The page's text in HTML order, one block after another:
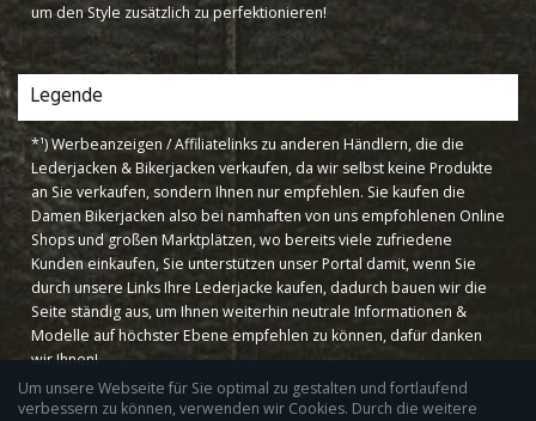
um den Style zusätzlich zu perfektionieren!
Legende
*¹) Werbeanzeigen / Affiliatelinks zu anderen Händlern, die die
Lederjacken & Bikerjacken verkaufen, da wir selbst keine Produkte
an Sie verkaufen, sondern Ihnen nur empfehlen. Sie kaufen die
Damen Bikerjacken also bei namhaften von uns empfohlenen Online
Shops und großen Marktplätzen, wo bereits viele zufriedene
Kunden einkaufen, Sie unterstützen unser Portal damit, wenn Sie
durch unsere Links Ihre Lederjacke kaufen, dadurch bauen wir die
Seite ständig aus, um Ihnen weiterhin neutrale Informationen &
Modelle auf höchster Ebene empfehlen zu können, dafür danken
wir Ihnen!
Um unsere Webseite für Sie optimal zu gestalten und fortlaufend
verbessern zu können, verwenden wir Cookies. Durch die weitere